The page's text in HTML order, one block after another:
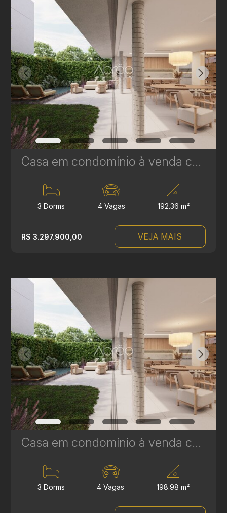
Maior Área
Recentes
Casa em condomínio à venda com 3 suítes em Campina do Siqueira - 306,84 m² privativos - Casa Áurea | Ref. 1779
3 Dorms 4 Vagas 192.36 m²
R$ 3.297.900,00 VEJA MAIS
Casa em condomínio à venda com 3 suítes em Campina do Siqueira - 312,44 m² - Casa Áurea | Ref. 1770
3 Dorms 4 Vagas 198.98 m²